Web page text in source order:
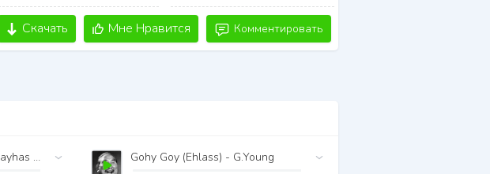
Скачать Мне Нравится Комментировать
Soymedin - Scar Nyce ft Payhas Mossy Gohy Goy (Ehlass) - G.Young